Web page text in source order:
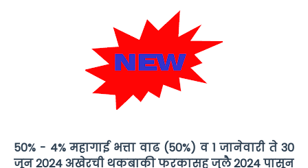
50% - 4% महागाई भत्ता वाढ (50%) व 1 जानेवारी ते 30
जून 2024 अखेरची थकबाकी फरकासह जुलै 2024 पासून